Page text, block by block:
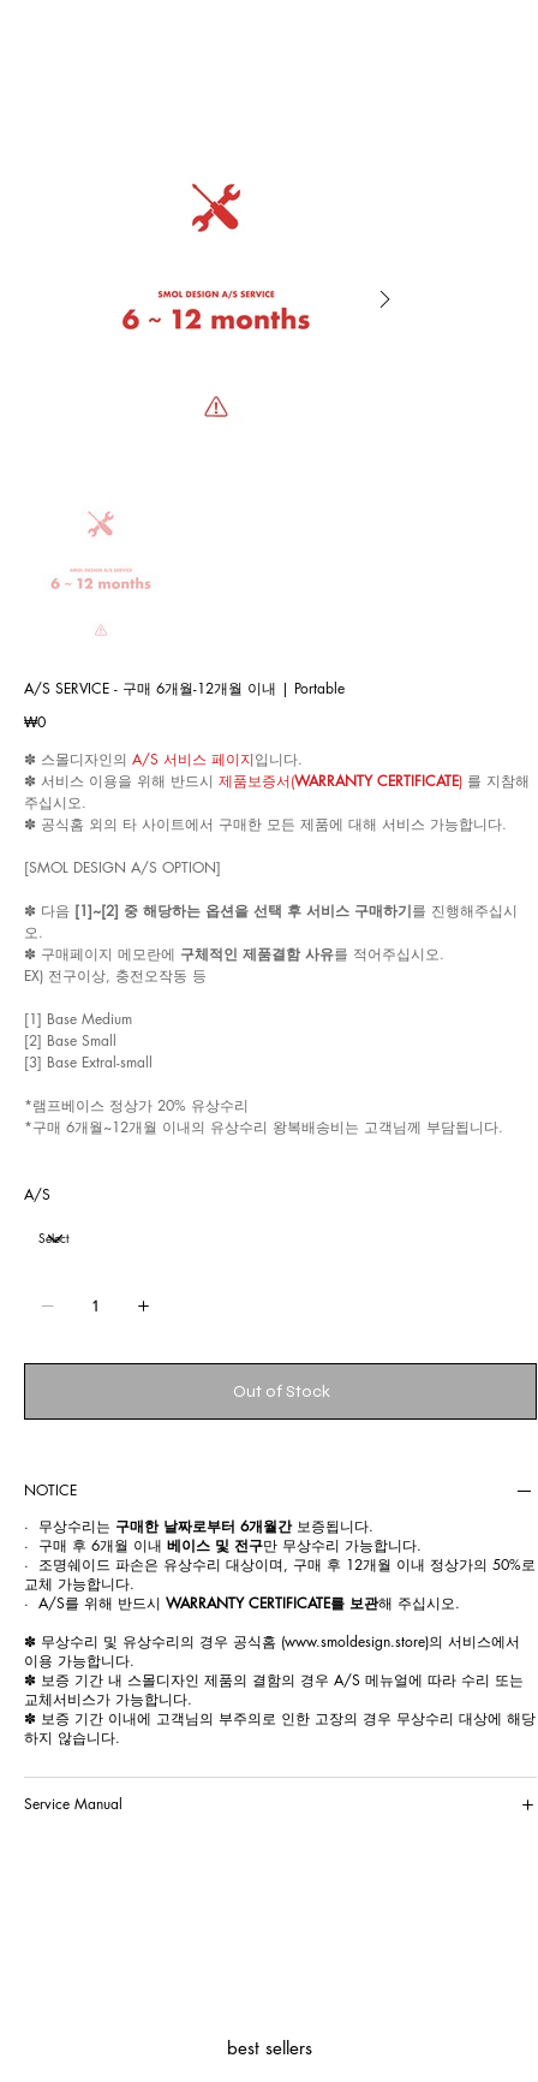
A/S SERVICE - 구매 6개월-12개월 이내 | Portable
Price
₩0
✽ 스몰디자인의 A/S 서비스 페이지입니다.
✽ 서비스 이용을 위해 반드시 제품보증서(WARRANTY CERTIFICATE) 를 지참해
주십시오.
✽ 공식홈 외의 타 사이트에서 구매한 모든 제품에 대해 서비스 가능합니다.
[SMOL DESIGN A/S OPTION]
✽ 다음 [1]~[2] 중 해당하는 옵션을 선택 후 서비스 구매하기를 진행해주십시
오.
✽ 구매페이지 메모란에 구체적인 제품결함 사유를 적어주십시오.
EX) 전구이상, 충전오작동 등
[1] Base Medium
[2] Base Small
[3] Base Extral-small
*램프베이스 정상가 20% 유상수리
*구매 6개월~12개월 이내의 유상수리 왕복배송비는 고객님께 부담됩니다.
A/S
Out of Stock
NOTICE
· 무상수리는 구매한 날짜로부터 6개월간보증됩니다.
· 구매 후 6개월 이내 베이스 및 전구만 무상수리 가능합니다.
· 조명쉐이드 파손은 유상수리 대상이며, 구매 후 12개월 이내 정상가의 50%로
교체 가능합니다.
· A/S를 위해 반드시 WARRANTY CERTIFICATE를 보관해 주십시오.
✽ 무상수리 및 유상수리의 경우 공식홈 (www.smoldesign.store)의 서비스에서
이용 가능합니다.
✽ 보증 기간 내 스몰디자인 제품의 결함의 경우 A/S 메뉴얼에 따라 수리 또는
교체서비스가 가능합니다.
✽ 보증 기간 이내에 고객님의 부주의로 인한 고장의 경우 무상수리 대상에 해당
하지 않습니다.
Service Manual
best sellers